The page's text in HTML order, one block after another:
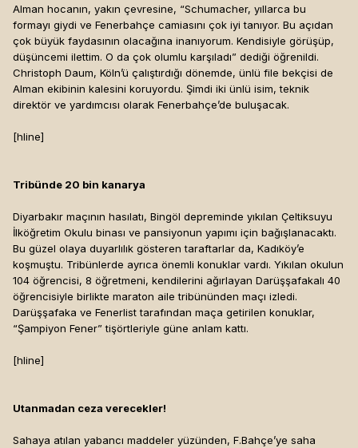
Alman hocanın, yakın çevresine, “Schumacher, yıllarca bu
formayı giydi ve Fenerbahçe camiasını çok iyi tanıyor. Bu açıdan
çok büyük faydasının olacağına inanıyorum. Kendisiyle görüşüp,
düşüncemi ilettim. O da çok olumlu karşıladı” dediği öğrenildi.
Christoph Daum, Köln’ü çalıştırdığı dönemde, ünlü file bekçisi de
Alman ekibinin kalesini koruyordu. Şimdi iki ünlü isim, teknik
direktör ve yardımcısı olarak Fenerbahçe’de buluşacak.
[hline]
Tribünde 20 bin kanarya
Diyarbakır maçının hasılatı, Bingöl depreminde yıkılan Çeltiksuyu
İlköğretim Okulu binası ve pansiyonun yapımı için bağışlanacaktı.
Bu güzel olaya duyarlılık gösteren taraftarlar da, Kadıköy’e
koşmuştu. Tribünlerde ayrıca önemli konuklar vardı. Yıkılan okulun
104 öğrencisi, 8 öğretmeni, kendilerini ağırlayan Darüşşafakalı 40
öğrencisiyle birlikte maraton aile tribününden maçı izledi.
Darüşşafaka ve Fenerlist tarafından maça getirilen konuklar,
“Şampiyon Fener” tişörtleriyle güne anlam kattı.
[hline]
Utanmadan ceza verecekler!
Sahaya atılan yabancı maddeler yüzünden, F.Bahçe’ye saha